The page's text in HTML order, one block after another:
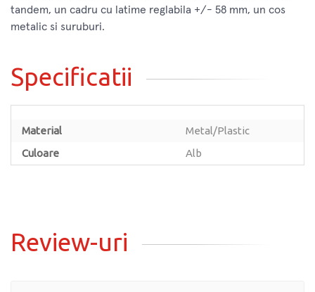
tandem, un cadru cu latime reglabila +/- 58 mm, un cos
metalic si suruburi.
Specificatii
Material
Metal/Plastic
Culoare
Alb
Review-uri